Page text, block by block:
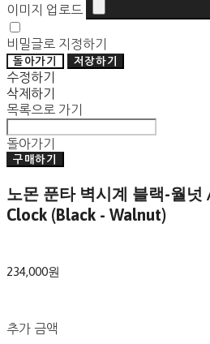
이미지 업로드
비밀글로 지정하기
돌아가기 저장하기
수정하기
삭제하기
목록으로 가기
돌아가기
구매하기
노몬 푼타 벽시계 블랙-월
Clock (Black - Walnut)
234,000원
추가 금액